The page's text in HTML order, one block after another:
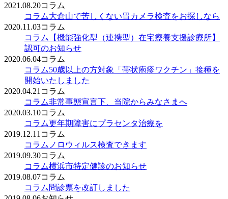
2021.08.20コラム
コラム大倉山で苦しくない胃カメラ検査をお探しなら
2020.11.03コラム
コラム
【機能強化型（連携型）在宅療養支援診療所】
認可のお知らせ
2020.06.04コラム
コラム50歳以上の方対象「帯状疱疹ワクチン」接種を
開始いたしました
2020.04.21 コラム
コラム非常事態宣言下、当院からみなさまへ
2020.03.10コラム
コラム更年期障害にプラセンタ治療を
2019.12.11 コラム
コラム ノロウィルス検査できます
2019.09.30コラム
コラム横浜市特定健診のお知らせ
2019.08.07コラム
コラム 問診票を改訂しました